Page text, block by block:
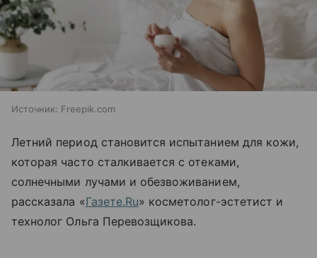
Источник: Freepik.com
Летний период становится испытанием для кожи,
которая часто сталкивается с отеками,
солнечными лучами и обезвоживанием,
рассказала «Газете.Ru» косметолог-эстетист и
технолог Ольга Перевозщикова.